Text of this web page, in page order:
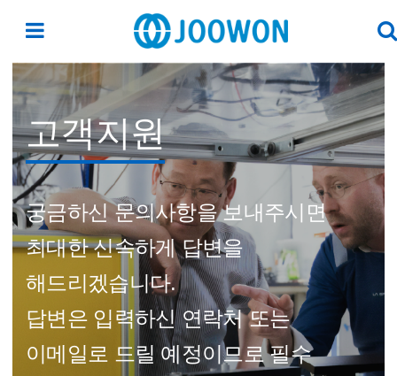
고객지원
궁금하신 문의사항을 보내주시면
최대한 신속하게 답변을
해드리겠습니다.
답변은 입력하신 연락처 또는
이메일로 드릴 예정이므로 필수